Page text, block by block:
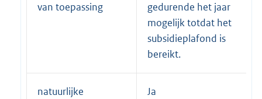
van toepassing
gedurende het jaar
mogelijk totdat het
subsidieplafond is
bereikt.
natuurlijke
Ja